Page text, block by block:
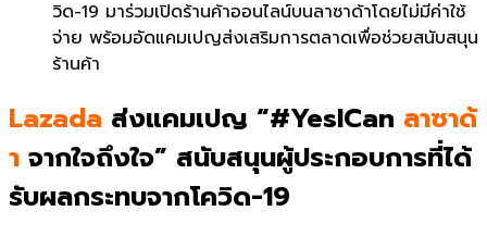
วิด-19 มาร่วมเปิดร้านค้าออนไลน์บนลาซาด้าโดยไม่มีค่าใช้
จ่าย พร้อมอัดแคมเปญส่งเสริมการตลาดเพื่อช่วยสนับสนุน
ร้านค้า
Lazada ส่งแคมเปญ “#YesICan ลาซาด้
า จากใจถึงใจ” สนับสนุนผู้ประกอบการที่ได้
รับผลกระทบจากโควิด-19